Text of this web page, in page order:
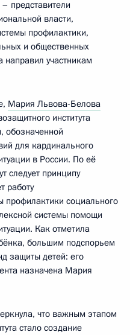
представители
власти,
профилактики,
и общественных
направил участникам
Мария Львова-Белова
института
обозначенной
для кардинального
в России. По её
следует принципу
работу
профилактики социального
системы помощи
Как отметила
большим подспорьем
защиты детей: его
назначена Мария
что важным этапом
стало создание